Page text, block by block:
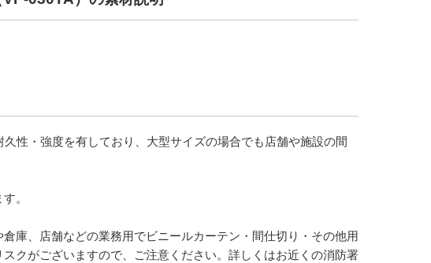
性・強度を有しており、大型サイズの場合でも店舗や施設の間
。
庫、店舗などの業務用でビニールカーテン・間仕切り・その他用
クがございますので、ご注意ください。詳しくはお近くの消防署